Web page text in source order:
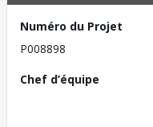
Numéro du Projet
P008898
Chef d’équipe